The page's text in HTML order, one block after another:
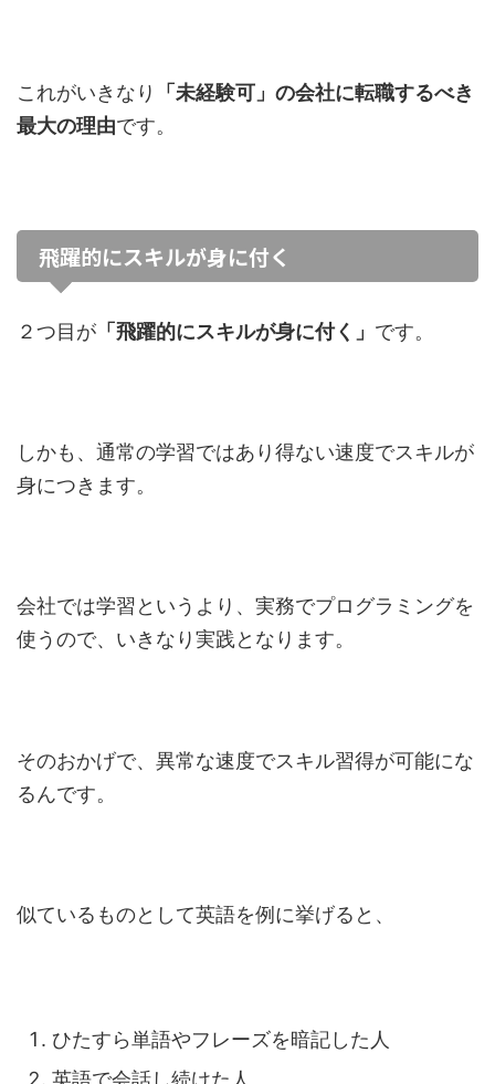
これがいきなり
「未経験可」の会社に転職するべき
最大の理由です。
飛躍的にスキルが身に付く
２つ目が 「飛躍的にスキルが身に付く」 です。
しかも、通常の学習ではあり得ない速度でスキルが
身につきます。
会社では学習というより、実務でプログラミングを
使うので、いきなり実践となります。
そのおかげで、異常な速度でスキル習得が可能にな
るんです。
似ているものとして英語を例に挙げると、
ひたすら単語やフレーズを暗記した人
英語で会話し続けた人